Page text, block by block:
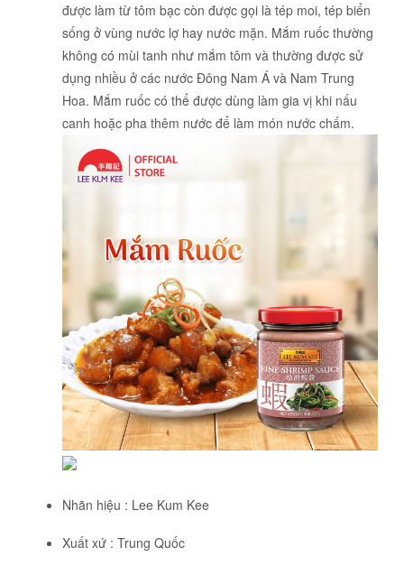
được làm từ tôm bạc còn được gọi là tép moi, tép biển
sống ở vùng nước lợ hay nước mặn. Mắm ruốc thường
không có mùi tanh như mắm tôm và thường được sử
dụng nhiều ở các nước Đông Nam Á và Nam Trung
Hoa. Mắm ruốc có thể được dùng làm gia vị khi nấu
canh hoặc pha thêm nước để làm món nước chấm.
Nhãn hiệu : Lee Kum Kee
Xuất xứ : Trung Quốc